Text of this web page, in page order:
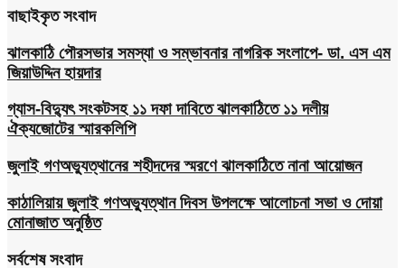
বাছাইকৃত সংবাদ
ঝালকাঠি পৌরসভার সমস্যা ও সম্ভাবনার নাগরিক সংলাপে- ডা. এস এম
জিয়াউদ্দিন হায়দার
গ্যাস-বিদ্যুৎ সংকটসহ ১১ দফা দাবিতে ঝালকাঠিতে ১১ দলীয়
ঐক্যজোটের স্মারকলিপি
জুলাই গণঅভ্যুত্থানের শহীদদের স্মরণে ঝালকাঠিতে নানা আয়োজন
কাঠালিয়ায় জুলাই গণঅভ্যুত্থান দিবস উপলক্ষে আলোচনা সভা ও দোয়া
মোনাজাত অনুষ্ঠিত
সর্বশেষ সংবাদ